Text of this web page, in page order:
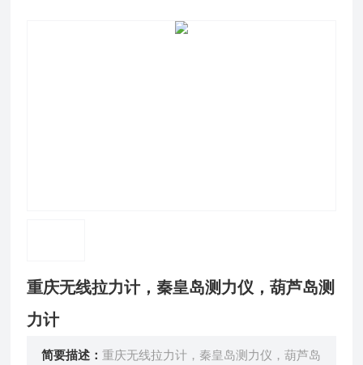
重庆无线拉力计，秦皇岛测力仪，葫芦岛测
力计
简要描述：重庆无线拉力计，秦皇岛测力仪，葫芦岛